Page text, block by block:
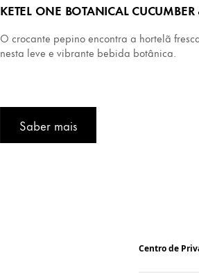
KETEL ONE BOTANICAL
O crocante pepino encontra a hortelã
nesta leve e vibrante bebida botânica.
Saber mais
Centro de